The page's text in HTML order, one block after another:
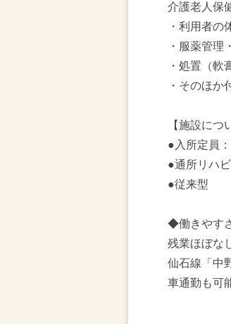
介護老人保
・利用者の
・服薬管理
・処置（軟
・そのほか
【施設につ
●入所定員
●通所リハ
●従来型
◆働きやす
残業ほぼな
仙石線「中
車通勤も可